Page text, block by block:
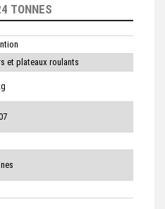
TONNES
et plateaux roulants